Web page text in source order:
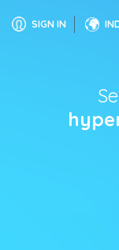
SIGN IN